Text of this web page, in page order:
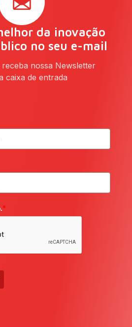
da inovação
no seu e-mail
nossa Newsletter
caixa de entrada
*